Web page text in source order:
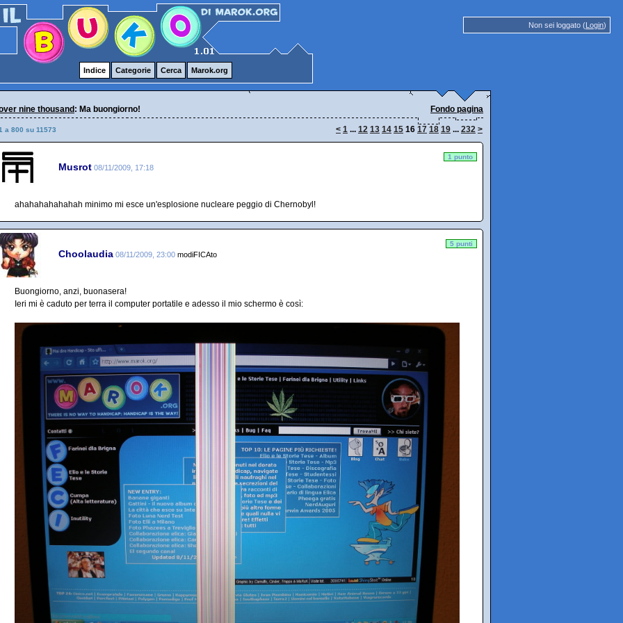
Non sei loggato (Login)
Indice Categorie Cerca Marok.org
nine thousand : Ma buongiorno! Fondo pagina
a 800 su 11573 < 1 ... 12 13 14 15 16 17 18 19 ... 232 >
Musrot 08/11/2009, 17:18
1 punto
ahahahahahahah minimo mi esce un'esplosione nucleare peggio di Chernobyl!
Choolaudia 08/11/2009, 23:00 modiFICAto
5 punti
Buongiorno, anzi, buonasera!
Ieri mi è caduto per terra il computer portatile e adesso il mio schermo è così: